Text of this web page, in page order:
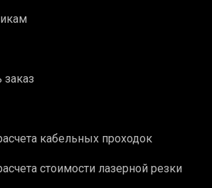
кабельных проходок
стоимости лазерной резки